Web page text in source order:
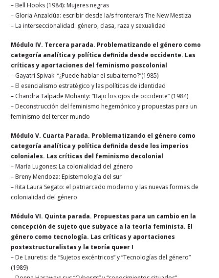
– Bell Hooks (1984): Mujeres negras
– Gloria Anzaldúa: escribir desde la/s frontera/s The New Mestiza
– La interseccionalidad: género, clasa, raza y sexualidad
Módulo IV. Tercera parada. Problematizando el género como
categoría analítica y política definida desde occidente. Las
críticas y aportaciones del feminismo poscolonial
– Gayatri Spivak: “¿Puede hablar el subalterno?”(1985)
– El esencialismo estratégico y las políticas de identidad
– Chandra Talpade Mohanty: “Bajo los ojos de occidente” (1984)
– Deconstrucción del feminismo hegemónico y propuestas para un
feminismo del tercer mundo
Módulo V. Cuarta Parada. Problematizando el género como
categoría analítica y política definida desde los imperios
coloniales. Las críticas del feminismo decolonial
– María Lugones: La colonialidad del género
– Breny Mendoza: Epistemología del sur
– Rita Laura Segato: el patriarcado moderno y las nuevas formas de
colonialidad del género
Módulo VI. Quinta parada. Propuestas para un cambio en la
concepción de sujeto que subyace a la teoría feminista. El
género como tecnología. Las críticas y aportaciones
postestructuralistas y la teoría queer I
– De Lauretis: de “Sujetos excéntricos” y “Tecnologías del género”
(1989)